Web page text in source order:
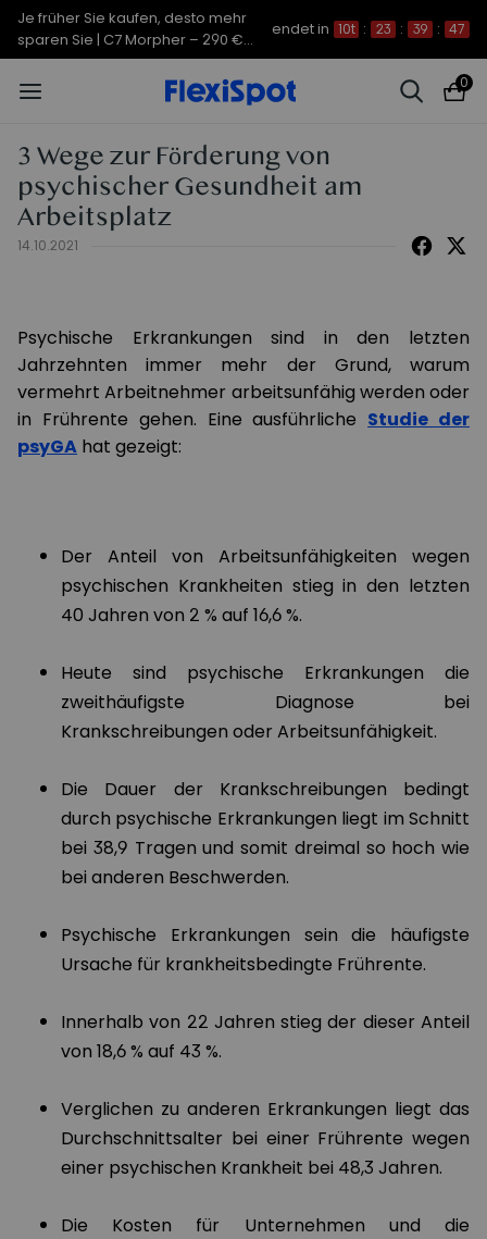
Je früher Sie kaufen, desto mehr
sparen Sie | C7 Morpher – 290 €
Rabatt
endet in 10t : 23 : 39 : 47
0
3 Wege zur Förderung von
psychischer Gesundheit am
Arbeitsplatz
14.10.2021
Psychische Erkrankungen sind in den letzten
Jahrzehnten immer mehr der Grund, warum
vermehrt Arbeitnehmer arbeitsunfähig werden oder
in Frührente gehen. Eine ausführliche Studie der
psyGA hat gezeigt:
Der Anteil von Arbeitsunfähigkeiten wegen
psychischen Krankheiten stieg in den letzten
40 Jahren von 2 % auf 16,6 %.
Heute sind psychische Erkrankungen die
zweithäufigste Diagnose bei
Krankschreibungen oder Arbeitsunfähigkeit.
Die Dauer der Krankschreibungen bedingt
durch psychische Erkrankungen liegt im Schnitt
bei 38,9 Tragen und somit dreimal so hoch wie
bei anderen Beschwerden.
Psychische Erkrankungen sein die häufigste
Ursache für krankheitsbedingte Frührente.
Innerhalb von 22 Jahren stieg der dieser Anteil
von 18,6 % auf 43 %.
Verglichen zu anderen Erkrankungen liegt das
Durchschnittsalter bei einer Frührente wegen
einer psychischen Krankheit bei 48,3 Jahren.
Die Kosten für Unternehmen und die